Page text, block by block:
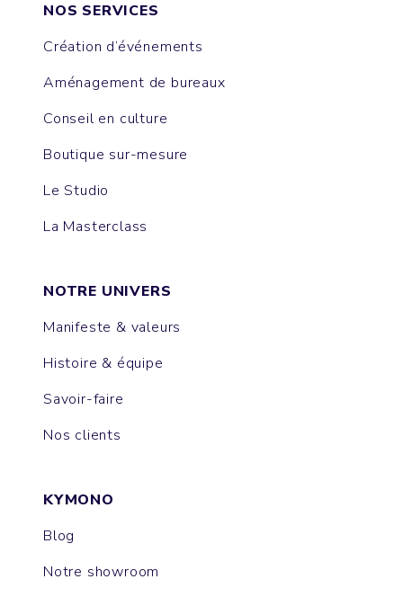
NOS SERVICES
Création d’événements
Aménagement de bureaux
Conseil en culture
Boutique sur-mesure
Le Studio
La Masterclass
NOTRE UNIVERS
Manifeste & valeurs
Histoire & équipe
Savoir-faire
Nos clients
KYMONO
Blog
Notre showroom